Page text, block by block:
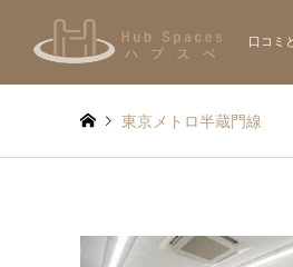
口コミ
東京メトロ半蔵門線